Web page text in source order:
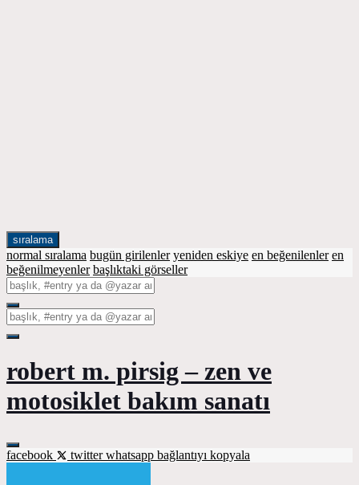
sıralama
normal sıralama bugün girilenler yeniden eskiye en beğenilenler en
beğenilmeyenler başlıktaki görseller
robert m. pirsig – zen ve
motosiklet bakım sanatı
facebook twitterwhatsapp bağlantıyı kopyala